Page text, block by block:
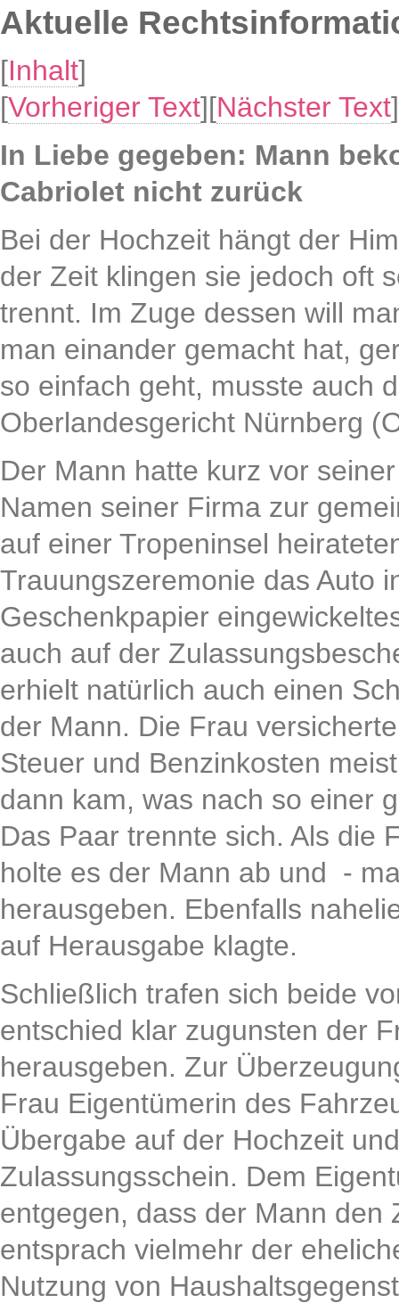
Aktuelle
[Inhalt]
[Vorheriger Text][Nächster Text]
In Liebe gegeben: Mann
Cabriolet nicht zurück
Bei der Hochzeit hängt der
der Zeit klingen sie jedoch oft
trennt. Im Zuge dessen will
man einander gemacht hat,
so einfach geht, musste auch
Oberlandesgericht Nürnberg
Der Mann hatte kurz vor
Namen seiner Firma zur
auf einer Tropeninsel
Trauungszeremonie das Auto
Geschenkpapier
auch auf der
erhielt natürlich auch einen
der Mann. Die Frau
Steuer und Benzinkosten
dann kam, was nach so einer
Das Paar trennte sich. Als die
holte es der Mann ab und -
herausgeben. Ebenfalls
auf Herausgabe klagte.
Schließlich trafen sich beide
entschied klar zugunsten der
herausgeben. Zur
Frau Eigentümerin des
Übergabe auf der Hochzeit
Zulassungsschein. Dem
entgegen, dass der Mann den
entsprach vielmehr der
Nutzung von